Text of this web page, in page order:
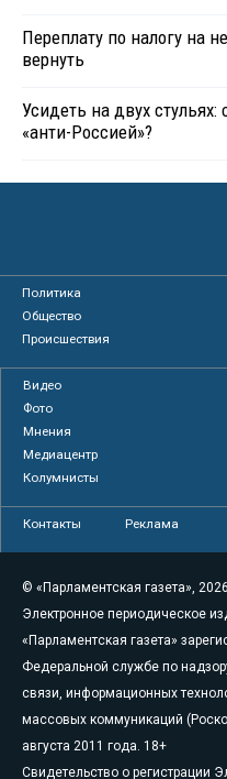
Переплату по налогу на
вернуть
Усидеть на двух
«анти-Россией»?
Политика
Общество
Происшествия
Видео
Фото
Мнения
Медиацентр
Колумнисты
Контакты Реклама
© «Парламентская газета»,
Электронное периодическое
«Парламентская газета»
Федеральной службе по
связи, информационных
массовых коммуникаций
августа 2011 года. 18+
Свидетельство о регистрации